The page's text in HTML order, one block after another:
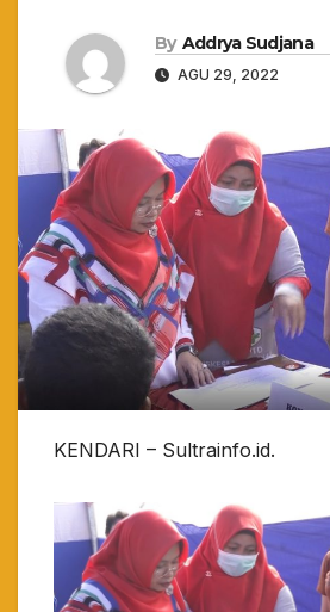
By Addrya Sudjana
AGU 29, 2022
KENDARI – Sultrainfo.id.